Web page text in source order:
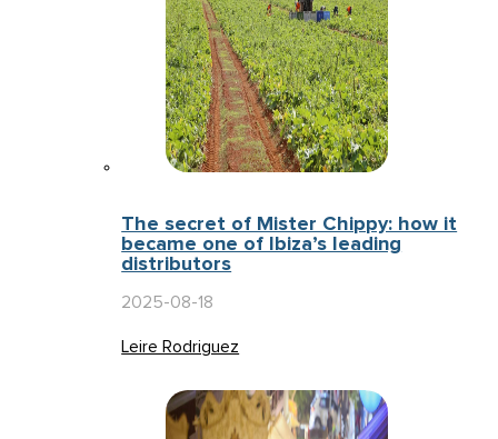
The secret of Mister Chippy: how it
became one of Ibiza’s leading
distributors
2025-08-18
Leire Rodriguez